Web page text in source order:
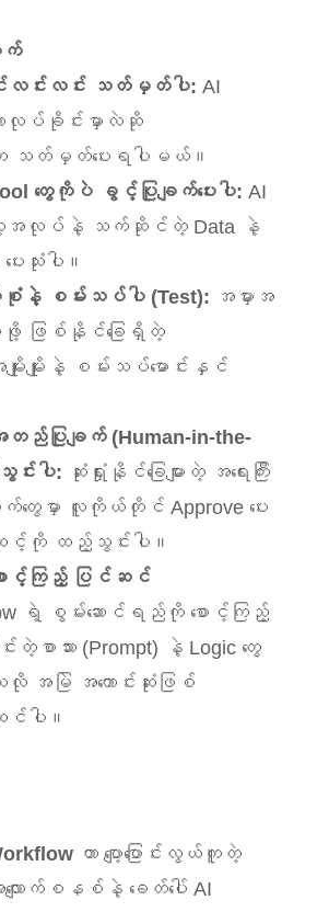
က်
လင်းလင်း သတ်မှတ်ပါ: AI
ာလုပ်ခိုင်းမှာလဲဆို
ျ သတ်မှတ်ပေးရပါမယ်။
တွေကိုပဲ ခွင့်ပြုချက်ပေးပါ: AI
သူ့အလုပ်နဲ့ သက်ဆိုင်တဲ့ Data နဲ့
းသုံးပါ။
းစုံနဲ့ စမ်းသပ်ပါ (Test): အမှားအ
ဖို့ ဖြစ်နိုင်ခြေရှိတဲ့
ျိုးမျိုးနဲ့ စမ်းသပ်မောင်းနှင်
တည်ပြုချက် (Human-in-the-
းပါ: ဆုံးရှုံးနိုင်ခြေများတဲ့ အရေးကြီး
က်တွေမှာ လူကိုယ်တိုင် Approve ပေး
ကို ထည့်သွင်းပါ။
ာင့်ကြည့် ပြင်ဆင်
ရဲ့ စွမ်းဆောင်ရည်ကို စောင့်ကြည့်
းတဲ့စာသား (Prompt) နဲ့ Logic တွေ
မြဲ အကောင်းဆုံးဖြစ်
င်ပါ။
ဟာ ပျော့ပြောင်းလွယ်ကူတဲ့
ောက်စနစ်နဲ့ ခေတ်ပေါ် AI